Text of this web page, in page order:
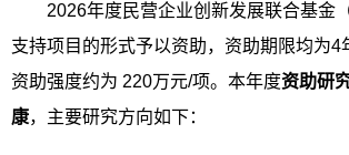
2026年度民营企业创新发展联合基金
支持项目的形式予以资助，资助期限均为4
资助强度约为 220万元/项。本年度资助研
康，主要研究方向如下：